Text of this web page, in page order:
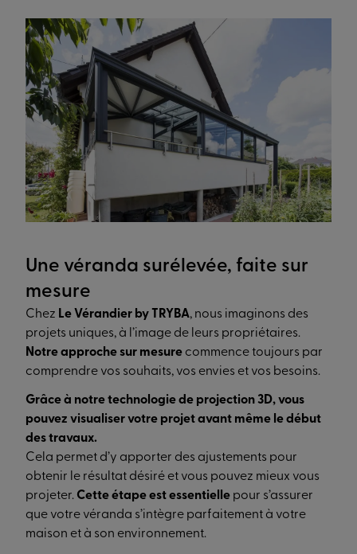
Une véranda surélevée, faite sur
mesure
Chez Le Vérandier by TRYBA, nous imaginons des
projets uniques, à l’image de leurs propriétaires.
Notre approche sur mesure commence toujours par
comprendre vos souhaits, vos envies et vos besoins.
Grâce à notre technologie de projection 3D, vous
pouvez visualiser votre projet avant même le début
des travaux.
Cela permet d’y apporter des ajustements pour
obtenir le résultat désiré et vous pouvez mieux vous
projeter. Cette étape est essentielle pour s’assurer
que votre véranda s’intègre parfaitement à votre
maison et à son environnement.